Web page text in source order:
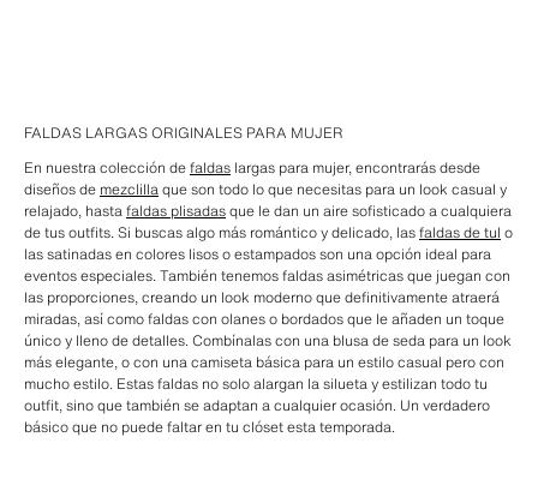
FALDAS LARGAS ORIGINALES PARA MUJER
En nuestra colección defaldas largas para mujer, encontrarás desde
diseños de mezclillaque son todo lo que necesitas para un look casual y
relajado, hastafaldas plisadasque le dan un aire sofisticado a cualquiera
de tus outfits. Si buscas algo más romántico y delicado, lasfaldas de tul o
las satinadas en colores lisos o estampados son una opción ideal para
eventos especiales. También tenemos faldas asimétricas que juegan con
las proporciones, creando un look moderno que definitivamente atraerá
miradas, así como faldas con olanes o bordados que le añaden un toque
único y lleno de detalles. Combínalas con una blusa de seda para un look
más elegante, o con una camiseta básica para un estilo casual pero con
mucho estilo. Estas faldas no solo alargan la silueta y estilizan todo tu
outfit, sino que también se adaptan a cualquier ocasión. Un verdadero
básico que no puede faltar en tu clóset esta temporada.